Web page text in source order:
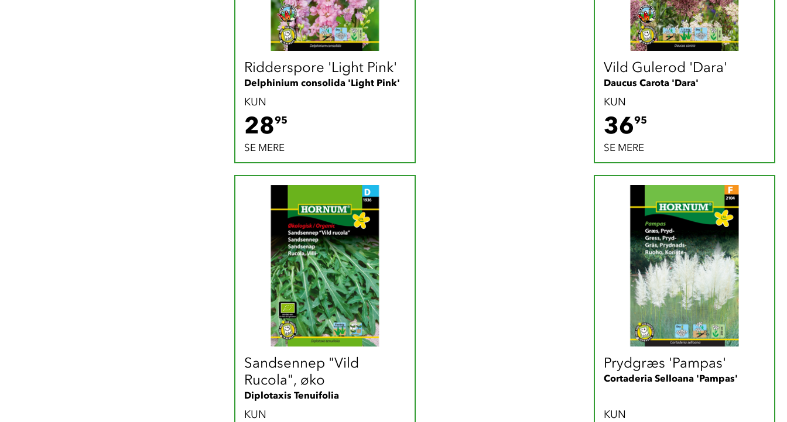
Ridderspore 'Light Pink'
Delphinium consolida 'Light Pink'
KUN
2895
SE MERE
Vild Gulerod 'Dara'
Daucus Carota 'Dara'
KUN
3695
SE MERE
Sandsennep "Vild
Rucola", øko
Diplotaxis Tenuifolia
KUN
Prydgræs 'Pampas'
Cortaderia Selloana 'Pampas'
KUN